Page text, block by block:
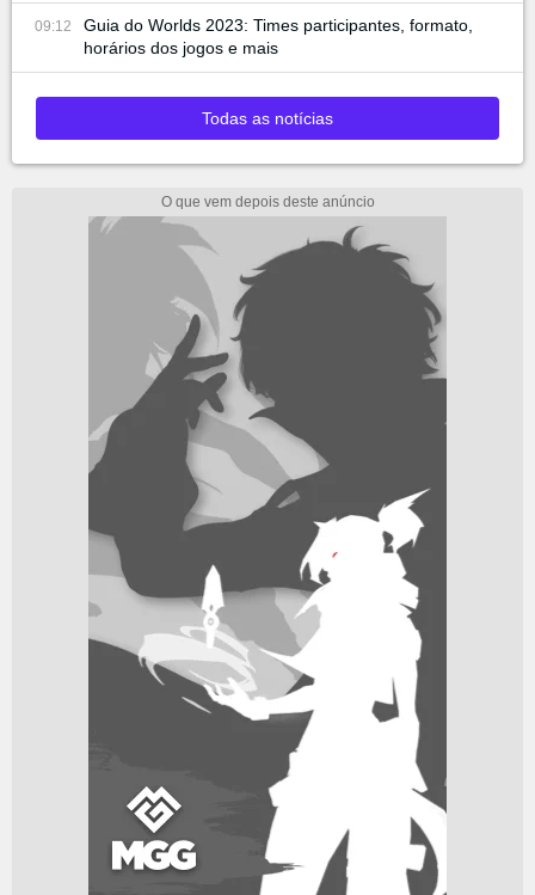
09:12
Guia do Worlds 2023: Times participantes, formato,
horários dos jogos e mais
Todas as notícias